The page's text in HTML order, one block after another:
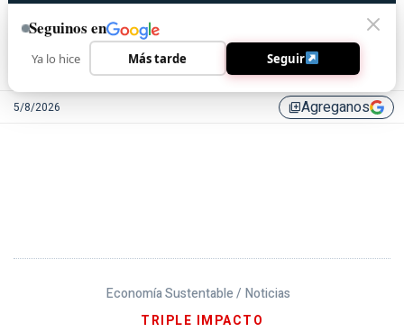
5/8/2026 library_addAgreganos
Economía Sustentable / Noticias
TRIPLE IMPACTO
Seguinos en
Ya lo hice Más tarde Seguir